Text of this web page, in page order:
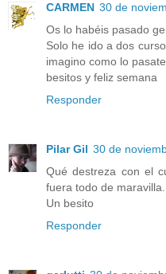
CARMEN 30 de
Os lo habéis pasado
Solo he ido a dos
imagino como lo
besitos y feliz semana
Responder
Pilar Gil 30 de
Qué destreza con el
fuera todo de
Un besito
Responder